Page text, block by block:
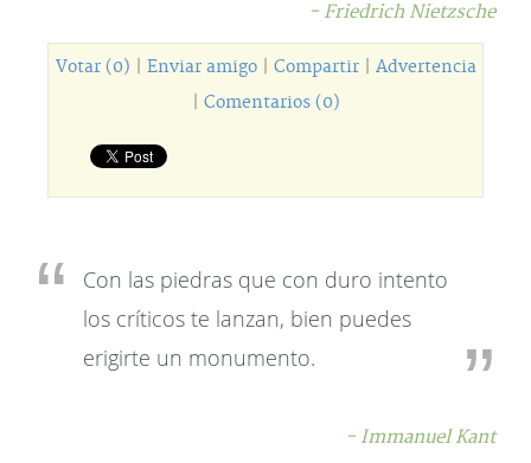
- Friedrich Nietzsche
Votar (0) Enviar amigo| Compartir| Advertencia
Comentarios (0)
Con las piedras que con duro intento
los críticos te lanzan, bien puedes
erigirte un monumento.
- Immanuel Kant